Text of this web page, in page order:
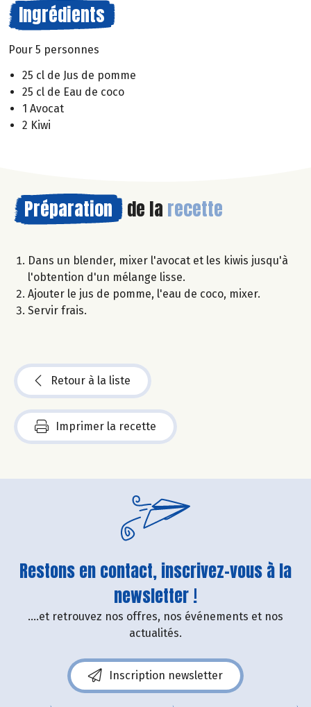
Ingrédients
Pour 5 personnes
25 cl de Jus de pomme
25 cl de Eau de coco
1 Avocat
2 Kiwi
Préparation de la recette
Dans un blender, mixer l'avocat et les kiwis jusqu'à
l'obtention d'un mélange lisse.
Ajouter le jus de pomme, l'eau de coco, mixer.
Servir frais.
Retour à la liste
Imprimer la recette
Restons en contact, inscrivez-vous à la
newsletter !
....et retrouvez nos offres, nos événements et nos
actualités.
Inscription newsletter